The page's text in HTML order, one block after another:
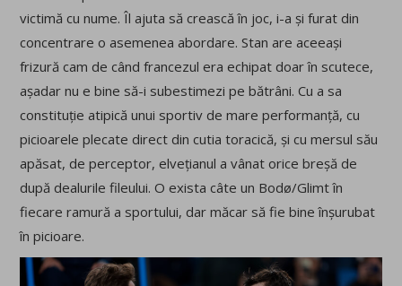
victimă cu nume. Îl ajuta să crească în joc, i-a și furat din
concentrare o asemenea abordare. Stan are aceeași
frizură cam de când francezul era echipat doar în scutece,
așadar nu e bine să-i subestimezi pe bătrâni. Cu a sa
constituție atipică unui sportiv de mare performanță, cu
picioarele plecate direct din cutia toracică, și cu mersul său
apăsat, de perceptor, elvețianul a vânat orice breșă de
după dealurile fileului. O exista câte un Bodø/Glimt în
fiecare ramură a sportului, dar măcar să fie bine înșurubat
în picioare.